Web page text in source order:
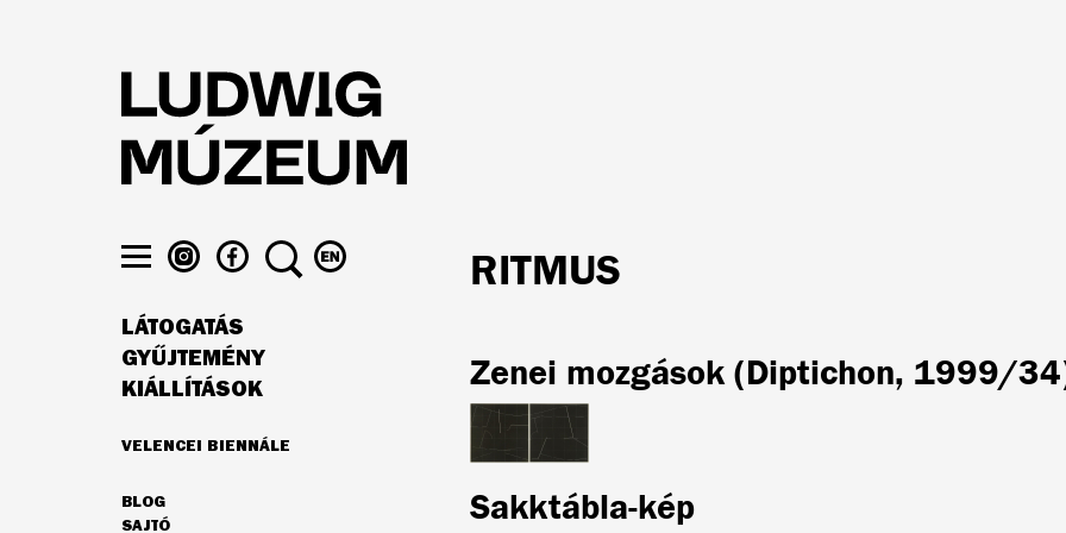
láthatósága
LUDWIG
MÚZEUM
INSTAGRAMON
LUDWIG
MÚZEUM
FACEBOOK-
ON
KERESÉSVÁLTÁS
ENGLISH
FŐ
NAVIGÁCIÓ
LÁTOGATÁS
GYŰJTEMÉNY
KIÁLLÍTÁSOK
VELENCEI BIENNÁLE
BLOG
SAJTÓ
RITMUS
Zenei mozgások (Diptichon, 1999/
Sakktábla-kép